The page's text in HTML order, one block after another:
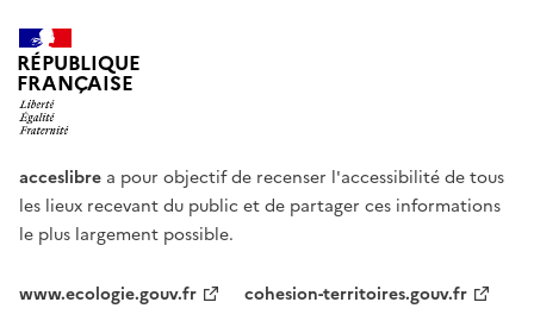
RÉPUBLIQUE
FRANÇAISE
acceslibre a pour objectif de recenser l'accessibilité de tous
les lieux recevant du public et de partager ces informations
le plus largement possible.
www.ecologie.gouv.fr
cohesion-territoires.gouv.fr